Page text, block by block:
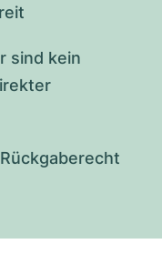
sind kein